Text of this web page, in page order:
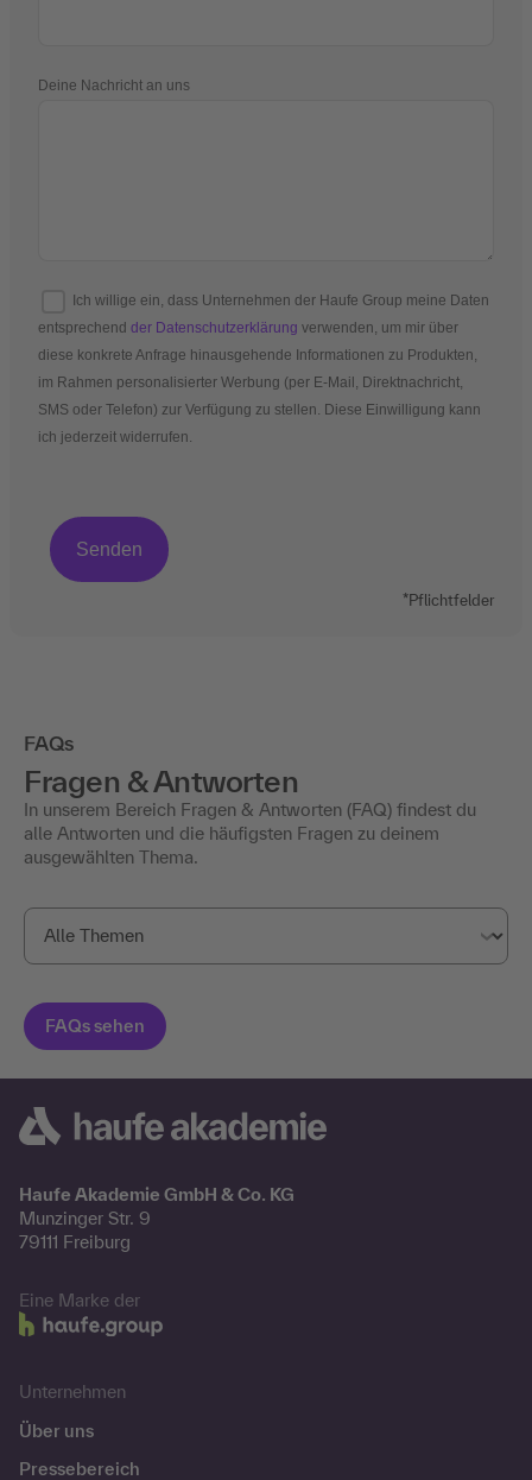
Deine Nachricht an uns
Ich willige ein, dass Unternehmen der Haufe Group meine Daten
entsprechend der Datenschutzerklärung verwenden, um mir über
diese konkrete Anfrage hinausgehende Informationen zu Produkten,
im Rahmen personalisierter Werbung (per E-Mail, Direktnachricht,
SMS oder Telefon) zur Verfügung zu stellen. Diese Einwilligung kann
ich jederzeit widerrufen.
*Pflichtfelder
FAQs
Fragen & Antworten
In unserem Bereich Fragen & Antworten (FAQ) findest du
alle Antworten und die häufigsten Fragen zu deinem
ausgewählten Thema.
Haufe Akademie GmbH & Co. KG
Munzinger Str. 9
79111 Freiburg
Eine Marke der
Unternehmen
Über uns
Pressebereich